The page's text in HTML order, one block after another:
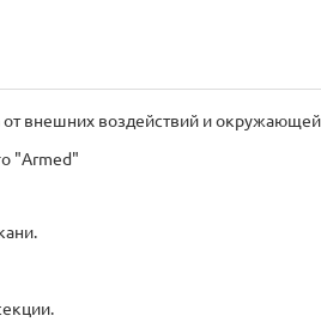
внешних воздействий и
"Armed"